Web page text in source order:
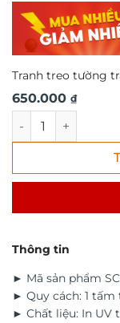
Tranh treo tường
650.000 ₫
Tranh treo
Thông tin
► Mã sản phẩm
► Quy cách: 1 tấm
► Chất liệu: In UV